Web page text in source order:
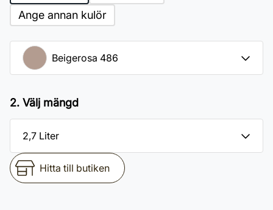
Ange annan kulör
2. Välj mängd
Hitta till butiken